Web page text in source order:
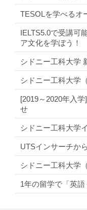
TESOLを学べるオ
IELTS5.0で受講可
ア文化を学ぼう！
シドニー工科大学
シドニー工科大学
[2019～2020年入
せ
シドニー工科大学
UTSインサーチか
シドニー工科大学
1年の留学で「英